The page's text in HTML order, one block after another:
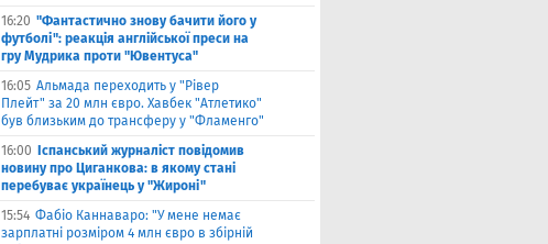
16:20 "Фантастично знову бачити його у
футболі": реакція англійської преси на
гру Мудрика проти "Ювентуса"
16:05 Альмада переходить у "Рівер
Плейт" за 20 млн євро. Хавбек "Атлетико"
був близьким до трансферу у "Фламенго"
16:00
Іспанський журналіст повідомив
новину про Циганкова: в якому стані
перебуває українець у "Жироні"
15:54 Фабіо Каннаваро: "У мене немає
зарплатні розміром 4 млн євро в збірній